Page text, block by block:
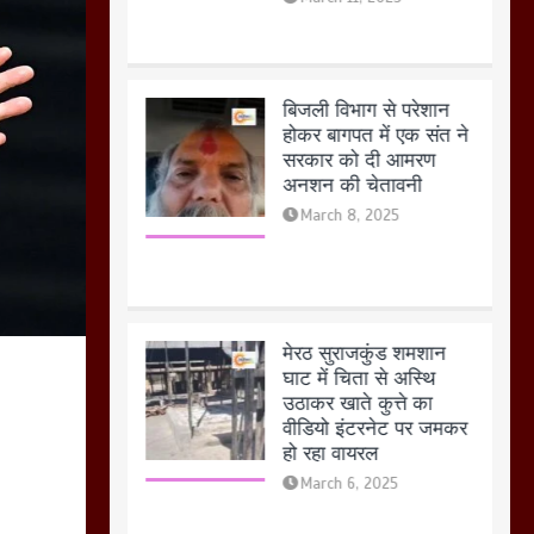
बिजली विभाग से परेशान
होकर बागपत में एक संत ने
सरकार को दी आमरण
अनशन की चेतावनी
March 8, 2025
मेरठ सुराजकुंड शमशान
घाट में चिता से अस्थि
उठाकर खाते कुत्ते का
वीडियो इंटरनेट पर जमकर
हो रहा वायरल
March 6, 2025